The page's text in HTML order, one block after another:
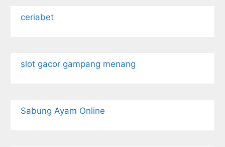
ceriabet
slot gacor gampang menang
Sabung Ayam Online